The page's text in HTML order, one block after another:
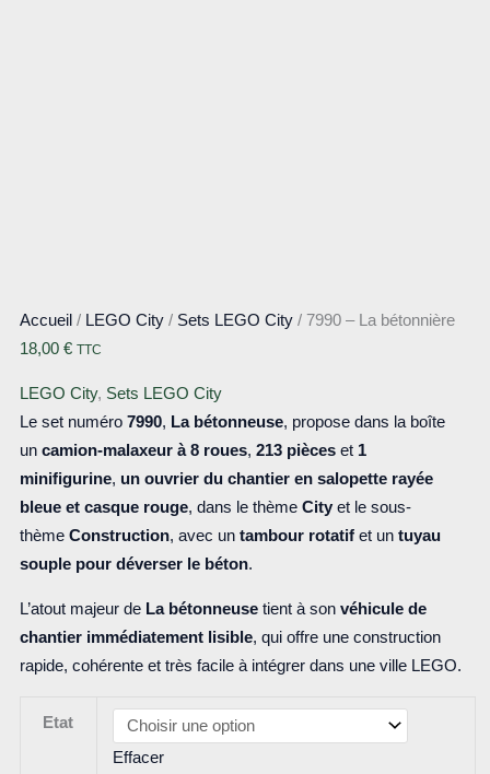
Accueil / LEGO City/ Sets LEGO City/ 7990 – La bétonnière
18,00 € TTC
LEGO City, Sets LEGO City
Le set numéro 7990, La bétonneuse, propose dans la boîte
un camion-malaxeur à 8 roues, 213 pièceset 1
minifigurine, un ouvrier du chantier en salopette rayée
bleue et casque rouge, dans le thème City et le sous-
thème Construction, avec un tambour rotatifet un tuyau
souple pour déverser le béton.
L’atout majeur de La bétonneusetient à son véhicule de
chantier immédiatement lisible, qui offre une construction
rapide, cohérente et très facile à intégrer dans une ville LEGO.
Etat
Effacer